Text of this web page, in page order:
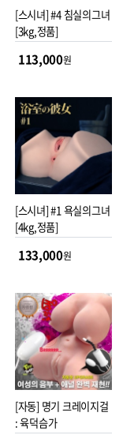
[스시녀] #4 침실의그녀
[3kg,정품]
113,000원
[스시녀] #1 욕실의그녀
[4kg,정품]
133,000원
[자동] 명기 크레이지걸
: 육덕슴가